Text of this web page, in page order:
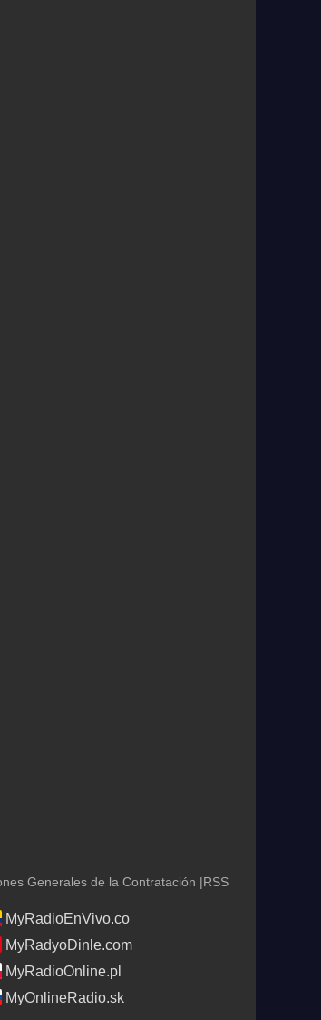
Generales de la Contratación |RSS
MyRadioEnVivo.co
MyRadyoDinle.com
MyRadioOnline.pl
MyOnlineRadio.sk